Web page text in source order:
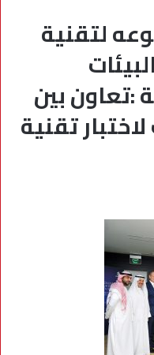
لتقنية
:تعاون بين
تقنية